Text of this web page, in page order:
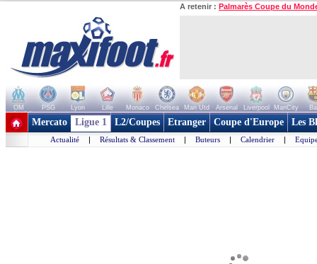
A retenir : Palmarès Coupe du
OM PSG Lyon Lille Monaco Chelsea Man Utd Arsenal Liverpool ManCity
+ de clubs
Mercato Ligue 1 L2/Coupes Etranger Coupe d'Europe Les
Actualité | Résultats & Classement | Buteurs | Calendrier |